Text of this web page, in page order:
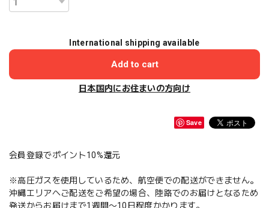
International shipping available
Add to cart
日本国内にお住まいの方向け
Save
会員登録でポイント10%還元
※高圧ガスを使用しているため、航空便での配送ができません。
沖縄エリアへご配送をご希望の場合、陸路でのお届けとなるため
発送からお届けまで1週間〜10日程度かかります。